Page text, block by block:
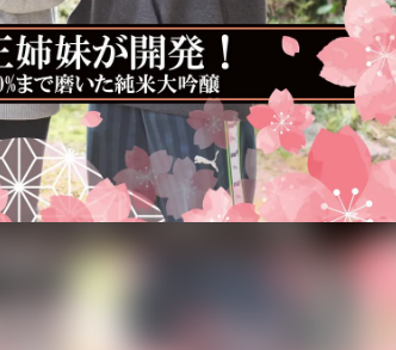
CAMPFIRE for Social Good
CAMPFIREふるさと納税
machi-ya コ